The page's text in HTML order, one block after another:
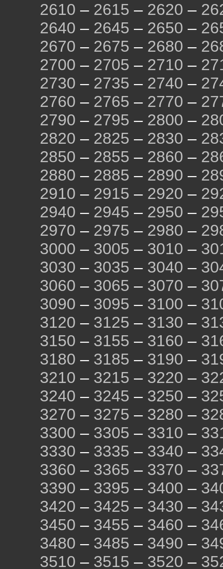
2610 – 2615 – 2620 –
2640 – 2645 – 2650 –
2670 – 2675 – 2680 –
2700 – 2705 – 2710 –
2730 – 2735 – 2740 –
2760 – 2765 – 2770 –
2790 – 2795 – 2800 –
2820 – 2825 – 2830 –
2850 – 2855 – 2860 –
2880 – 2885 – 2890 –
2910 – 2915 – 2920 –
2940 – 2945 – 2950 –
2970 – 2975 – 2980 –
3000 – 3005 – 3010 –
3030 – 3035 – 3040 –
3060 – 3065 – 3070 –
3090 – 3095 – 3100 –
3120 – 3125 – 3130 –
3150 – 3155 – 3160 –
3180 – 3185 – 3190 –
3210 – 3215 – 3220 –
3240 – 3245 – 3250 –
3270 – 3275 – 3280 –
3300 – 3305 – 3310 –
3330 – 3335 – 3340 –
3360 – 3365 – 3370 –
3390 – 3395 – 3400 –
3420 – 3425 – 3430 –
3450 – 3455 – 3460 –
3480 – 3485 – 3490 –
3510 – 3515 – 3520 –